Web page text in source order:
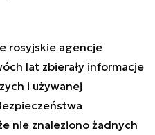
rosyjskie agencje
lat zbierały informacje
i używanej
nie znaleziono żadnych